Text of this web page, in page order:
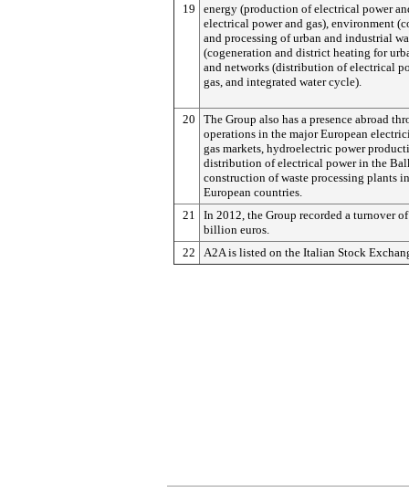
19
energy (production of electrical power
electrical power and gas), environment
and processing of urban and industrial
(cogeneration and district heating for
and networks (distribution of electrical
gas, and integrated water cycle).
20
The Group also has a presence abroad
operations in the major European
gas markets, hydroelectric power
distribution of electrical power in the
construction of waste processing plants
European countries.
21
In 2012, the Group recorded a turnover
billion euros.
22
A2A is listed on the Italian Stock